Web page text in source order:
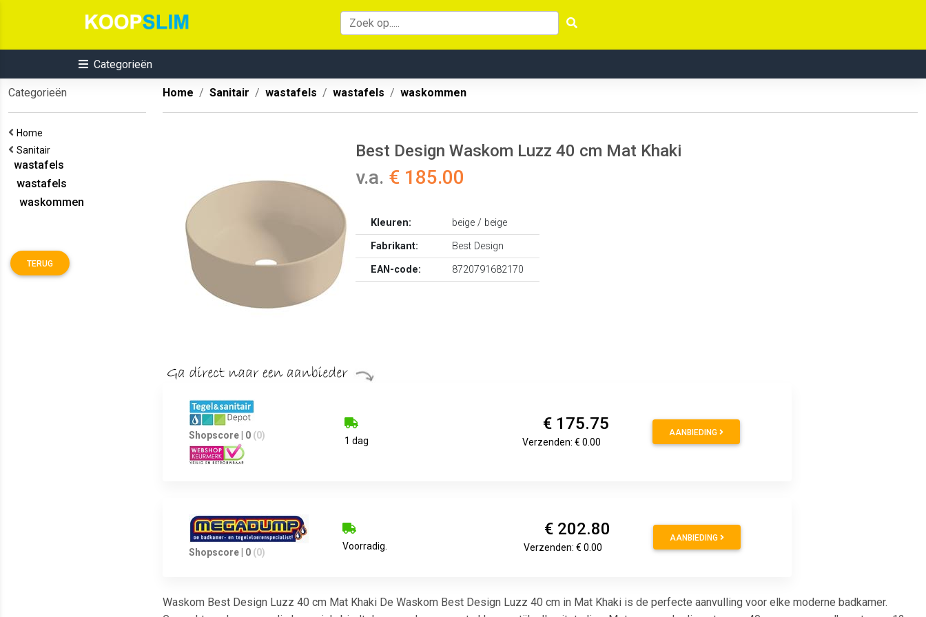
Categorieën
Categorieën
Home
Sanitair
wastafels
wastafels
waskommen
TERUG
Home Sanitair wastafels wastafels waskommen
Best Design Waskom Luzz 40 cm Mat Khaki
v.a. € 185.00
Kleuren:
beige / beige
Fabrikant:
Best Design
EAN-code:
8720791682170
Shopscore | 0 (0) 1 dag
€ 175.75
Verzenden: € 0.00
AANBIEDING
Shopscore | 0 (0)
Voorradig.
€ 202.80
Verzenden: € 0.00
AANBIEDING
Waskom Best Design Luzz 40 cm Mat Khaki De Waskom Best Design Luzz 40 cm in Mat Khaki is de perfecte aanvulling voor elke moderne badkamer.